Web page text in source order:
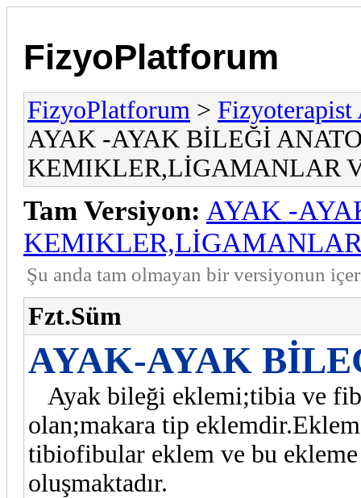
FizyoPlatforum
FizyoPlatforum > Fizyoterapist
AYAK -AYAK BİLEĞİ
KEMIKLER,LİGAMANLAR
Tam Versiyon: AYAK -
Şu anda tam olmayan bir versiyonun
Fzt.Süm
AYAK-AYAK
Ayak bileği eklemi;tibia ve
olan;makara tip
tibiofibular eklem ve bu
oluşmaktadır.